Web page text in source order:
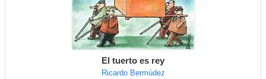
El tuerto es rey
Ricardo Bermúdez